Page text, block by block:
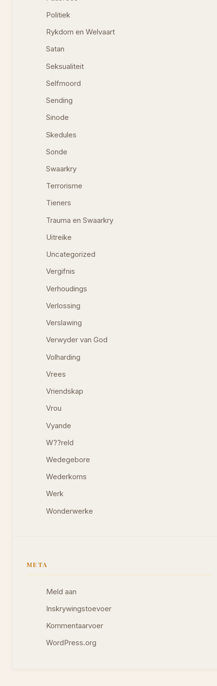
Politiek
Rykdom en Welvaart
Satan
Seksualiteit
Selfmoord
Sending
Sinode
Skedules
Sonde
Swaarkry
Terrorisme
Tieners
Trauma en Swaarkry
Uitreike
Uncategorized
Vergifnis
Verhoudings
Verlossing
Verslawing
Verwyder van God
Volharding
Vrees
Vriendskap
Vrou
Vyande
W??reld
Wedegebore
Wederkoms
Werk
Wonderwerke
META
Meld aan
Inskrywingstoevoer
Kommentaarvoer
WordPress.org